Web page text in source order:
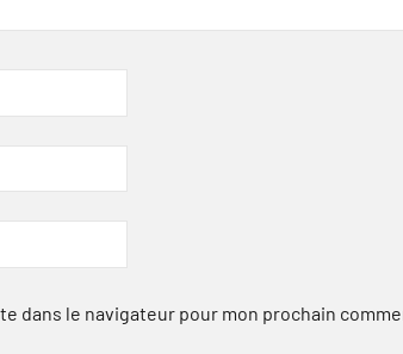
dans le navigateur pour mon prochain